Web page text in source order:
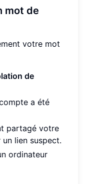
mot de
votre mot
de
a été
partagé votre
lien suspect.
ordinateur